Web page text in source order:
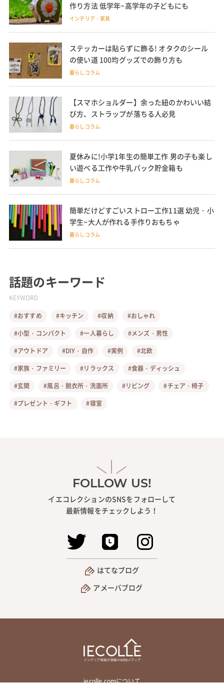
作り方法 低学年~高学年の子どもにも
インテリア・家具
ステッカーは貼らずに飾る! オタクのシール
の使い道 100均グッズでの飾り方も
暮らしコラム
【スマホショルダー】余った紐のかわいい結
び方、ストラップが落ちる人必見
暮らしコラム
夏休みに!小学1年生の簡単工作 男の子も楽し
い遊べる工作や牛乳パック貯金箱も
暮らしコラム
簡単だけどすごいストロー工作11選 幼児・小
学生~大人が作れる手作りおもちゃ
暮らしコラム
話題のキーワード
KEYWORD
#おすすめ
#キッチン #収納
#おしゃれ
#小型・コンパクト
#一人暮らし
#メンズ・男性
#アウトドア
#DIY・自作 #実例
#北欧
#家族・ファミリー
#リラックス
#食器・ディッシュ
#玄関
#風呂・脱衣所・洗面所 #リビング
#チェア・椅子
#プレゼント・ギフト
#寝室
FOLLOW US!
イエコレクションのSNSをフォローして
最新情報をチェックしよう！
はてなブログ
アメーバブログ
iecolle.comについて